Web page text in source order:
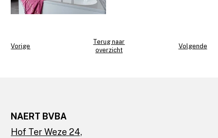
Vorige
Terug naar
overzicht
Volgende
NAERT BVBA
Hof Ter Weze 24,